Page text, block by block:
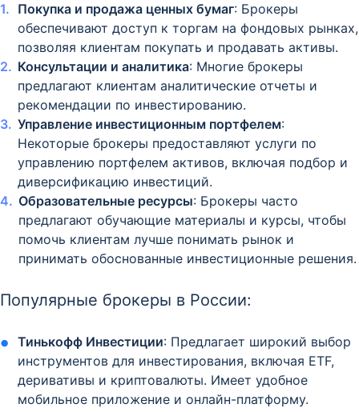
Покупка и продажа ценных бумаг: Брокеры
обеспечивают доступ к торгам на фондовых рынках,
позволяя клиентам покупать и продавать активы.
Консультации и аналитика: Многие брокеры
предлагают клиентам аналитические отчеты и
рекомендации по инвестированию.
Управление инвестиционным портфелем:
Некоторые брокеры предоставляют услуги по
управлению портфелем активов, включая подбор и
диверсификацию инвестиций.
Образовательные ресурсы: Брокеры часто
предлагают обучающие материалы и курсы, чтобы
помочь клиентам лучше понимать рынок и
принимать обоснованные инвестиционные решения.
Популярные брокеры в России:
Тинькофф Инвестиции: Предлагает широкий выбор
инструментов для инвестирования, включая ETF,
деривативы и криптовалюты. Имеет удобное
мобильное приложение и онлайн-платформу.